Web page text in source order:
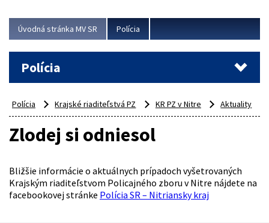
Úvodná stránka MV SR Polícia
Polícia
Polícia Krajské riaditeľstvá PZ KR PZ v Nitre Aktuality
Zlodej si odniesol
Bližšie informácie o aktuálnych prípadoch vyšetrovaných
Krajským riaditeľstvom Policajného zboru v Nitre nájdete na
facebookovej stránke Polícia SR – Nitriansky kraj